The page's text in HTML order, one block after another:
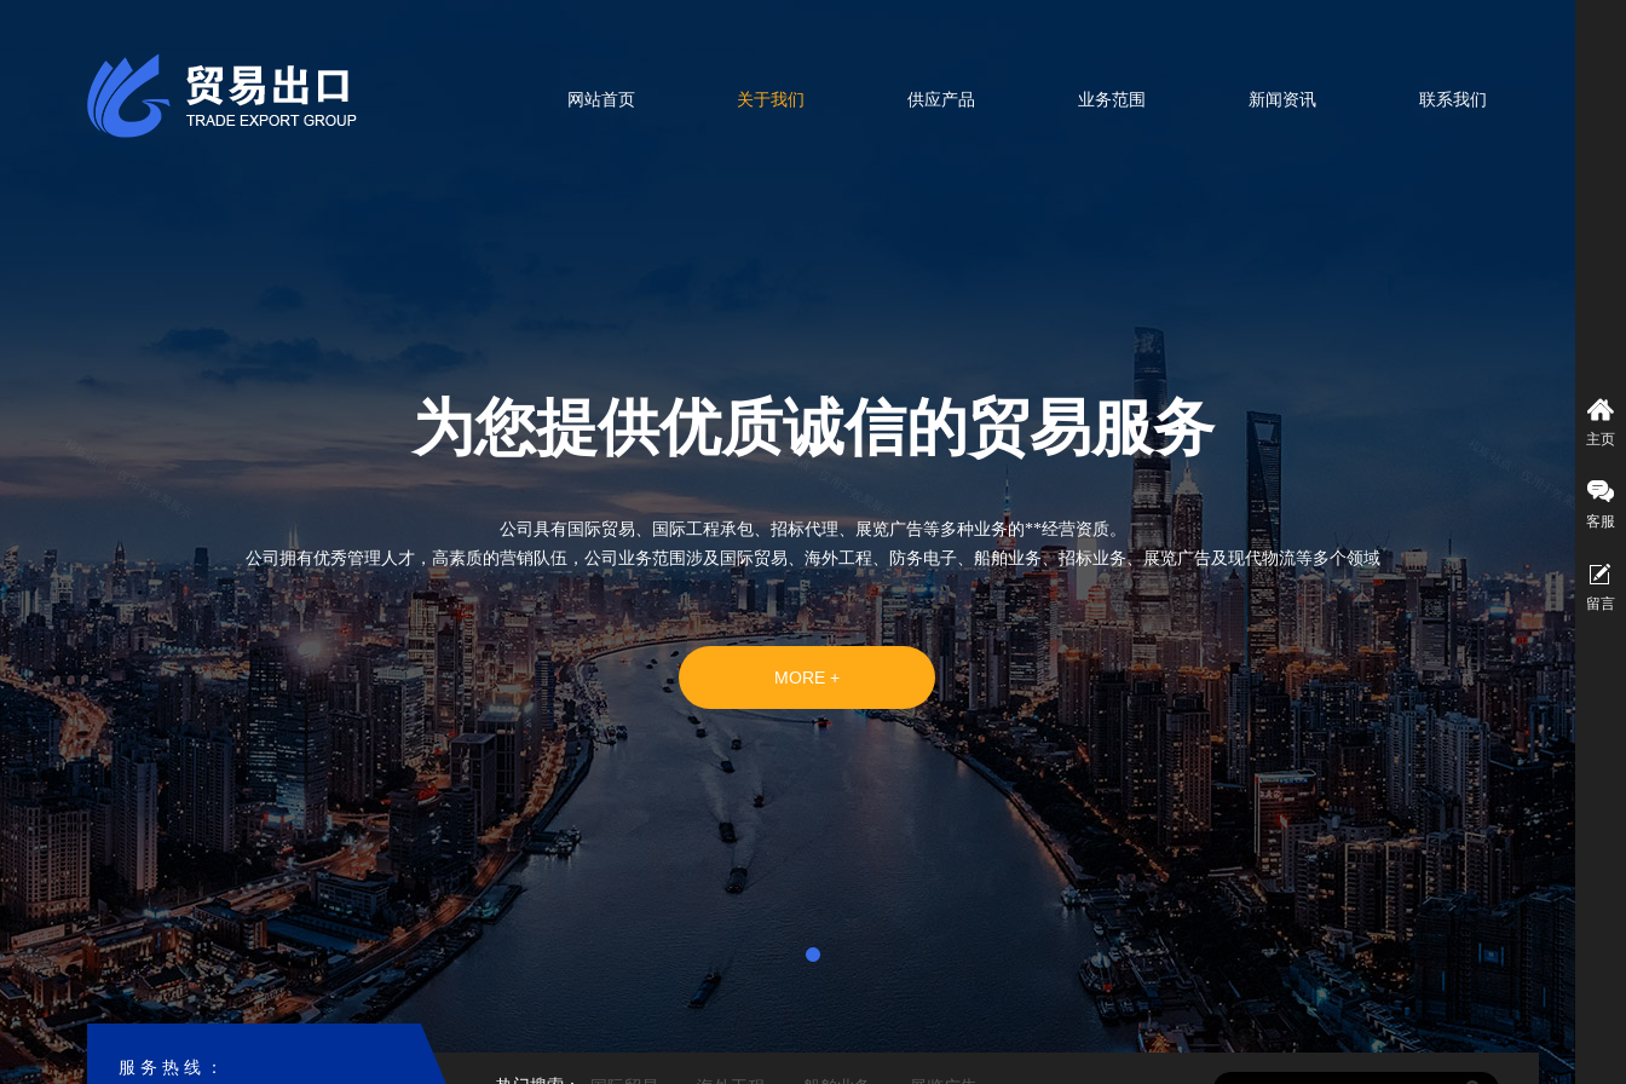
网站首页 关于我们 供应产品 业务范围 新闻资讯 联系我们
为您提供优质诚信的贸易服务
公司具有国际贸易、国际工程承包、招标代理、展览广告等多种业务的**经营资质。
公司拥有优秀管理人才，高素质的营销队伍，公司业务范围涉及国际贸易、海外工程、防务电子、船舶业务、招标业务、展览广告及现代物流等多个领域
MORE +
服务热线：
主页
客服
留言